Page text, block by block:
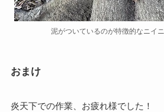
泥がついているのが特徴的なニイ
おまけ
炎天下での作業、お疲れ様でした！